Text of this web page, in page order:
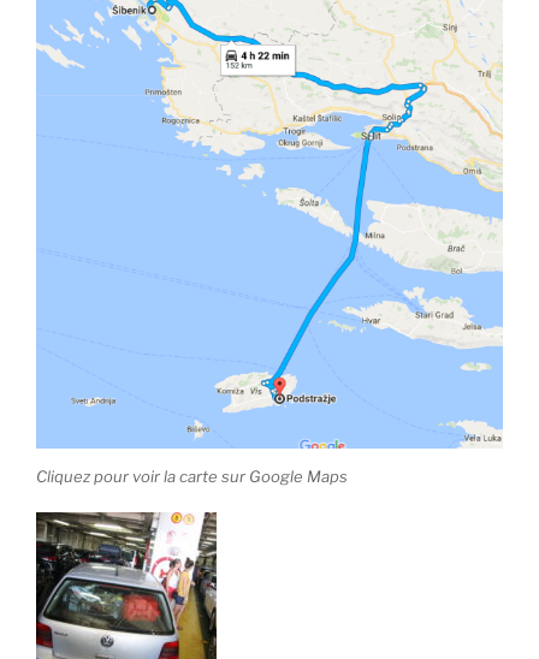
Cliquez pour voir la carte sur Google Maps